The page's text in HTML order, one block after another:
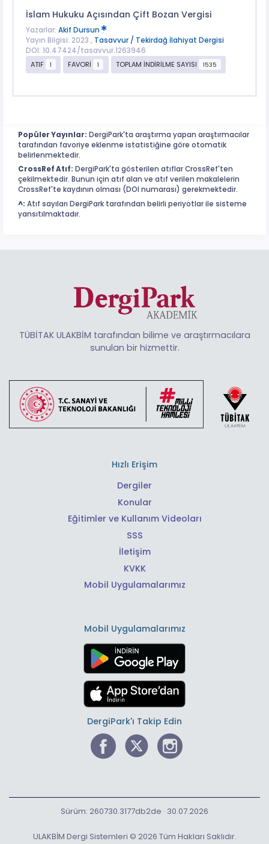
İslam Hukuku Açısından Çift Bozan Vergisi
Yazarlar: Akif Dursun
Yayın Bilgisi: 2023 , Tasavvur / Tekirdağ İlahiyat Dergisi
DOI: 10.47424/tasavvur.1263946
ATIF
1 FAVORİ 1 TOPLAM İNDİRİLME SAYISI 1535
Popüler Yayınlar: DergiPark'ta araştırma yapan araştırmacılar
tarafından favoriye eklenme istatistiğine göre otomatik
belirlenmektedir.
CrossRef Atıf: DergiPark'ta gösterilen atıflar CrossRef'ten
çekilmektedir. Bunun için atıf alan ve atıf verilen makalelerin
CrossRef'te kaydının olması (DOI numarası) gerekmektedir.
^: Atıf sayıları DergiPark tarafından belirli periyotlar ile sisteme
yansıtılmaktadır.
TÜBİTAK ULAKBİM tarafından bilime ve araştırmacılara
sunulan bir hizmettir.
Hızlı Erişim
Dergiler
Konular
Eğitimler ve Kullanım Videoları
SSS
İletişim
KVKK
Mobil Uygulamalarımız
Mobil Uygulamalarımız
DergiPark'ı Takip Edin
ULAKBİM Dergi Sistemleri © 2026 Tüm Hakları Saklıdır.
Sürüm: 260730.3177db2de · 30.07.2026